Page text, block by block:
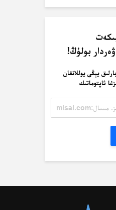
بولۇڭ!
يېڭى يوللانغان
ئاپتوماتىك